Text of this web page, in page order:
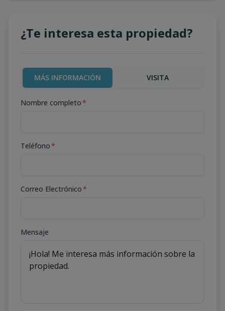
¿Te interesa esta propiedad?
MÁS INFORMACIÓN VISITA
Nombre completo*
Teléfono*
Correo Electrónico*
Mensaje